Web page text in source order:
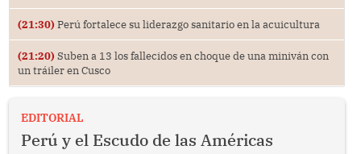
(21:30) Perú fortalece su liderazgo sanitario en la acuicultura
(21:20) Suben a 13 los fallecidos en choque de una miniván con
un tráiler en Cusco
EDITORIAL
Perú y el Escudo de las Américas